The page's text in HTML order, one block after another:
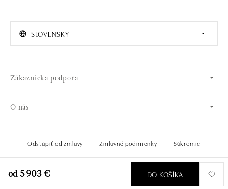
od 5 903 € DO KOŠÍKA
SLOVENSKY
Zákaznícka podpora
O nás
© 2026 OLA online s.r.o.. Všetky práva vyhradené..
Odstúpiť od zmluvy Zmluvné podmienky Súkromie